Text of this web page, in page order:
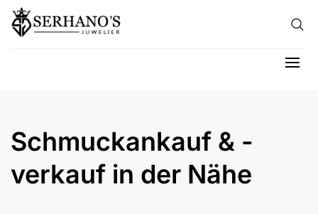
Skip to content
Schmuckankauf & -
verkauf in der Nähe